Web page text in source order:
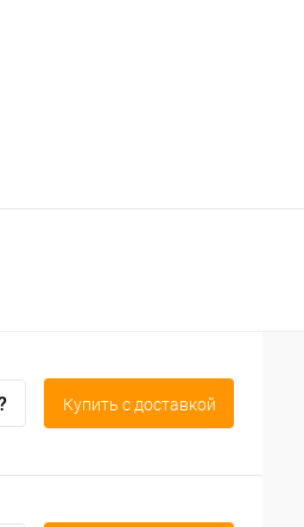
Купить c доставкой